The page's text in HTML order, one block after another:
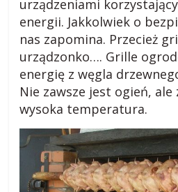
b
o
g
urządzeniami
energii. Jakkolwiek o
nas zapomina. Przecież
urządzonko…. Grille
energię z węgla
Nie zawsze jest ogień,
wysoka temperatura.